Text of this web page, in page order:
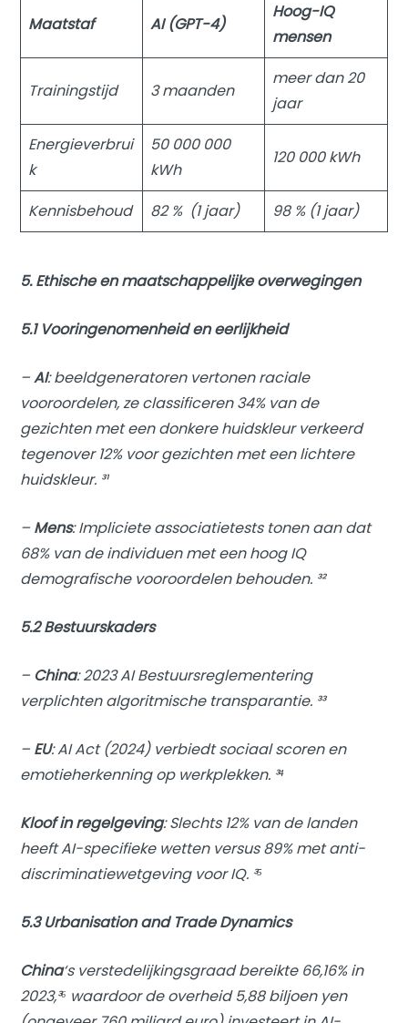
Maatstaf AI (GPT-4)
Hoog-IQ
mensen
Trainingstijd 3 maanden
meer dan 20
jaar
Energieverbrui
k
50 000 000
kWh
120 000 kWh
Kennisbehoud 82 % (1 jaar) 98 % (1 jaar)
5. Ethische en maatschappelijke overwegingen
5.1 Vooringenomenheid en eerlijkheid
–AI: beeldgeneratoren vertonen raciale
vooroordelen, ze classificeren 34% van de
gezichten met een donkere huidskleur verkeerd
tegenover 12% voor gezichten met een lichtere
huidskleur. ³¹
– Mens: Impliciete associatietests tonen aan dat
68% van de individuen met een hoog IQ
demografische vooroordelen behouden. ³²
5.2 Bestuurskaders
– China: 2023 AI Bestuursreglementering
verplichten algoritmische transparantie. ³³
– EU: AI Act (2024) verbiedt sociaal scoren en
emotieherkenning op werkplekken. ³⁴
Kloof in regelgeving: Slechts 12% van de landen
heeft AI-specifieke wetten versus 89% met anti-
discriminatiewetgeving voor IQ. ³⁵
5.3 Urbanisation and Trade Dynamics
China‘s verstedelijkingsgraad bereikte 66,16% in
2023,³⁶ waardoor de overheid 5,88 biljoen yen